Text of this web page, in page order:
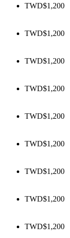
TWD$1,200
TWD$1,200
TWD$1,200
TWD$1,200
TWD$1,200
TWD$1,200
TWD$1,200
TWD$1,200
TWD$1,200